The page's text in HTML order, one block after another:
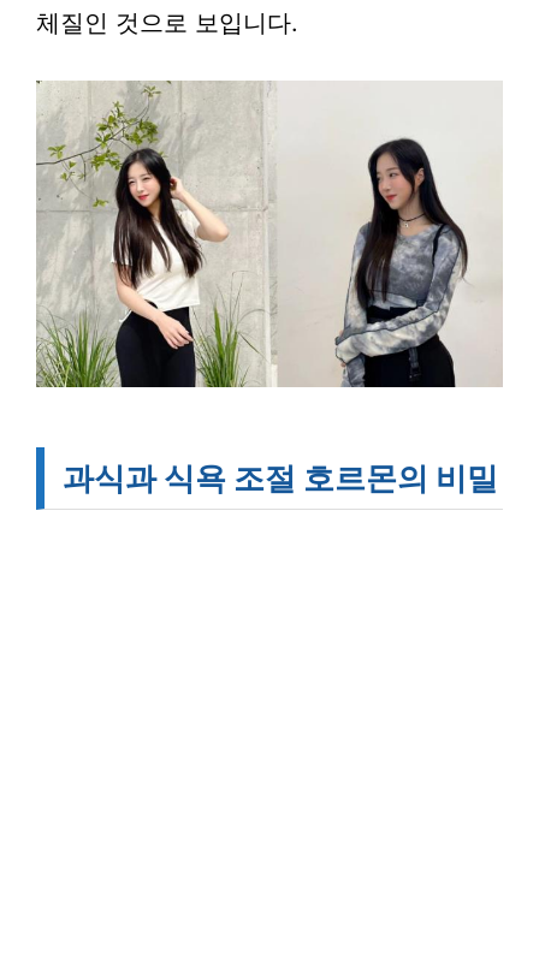
체질인 것으로 보입니다.
과식과 식욕 조절 호르몬의 비밀